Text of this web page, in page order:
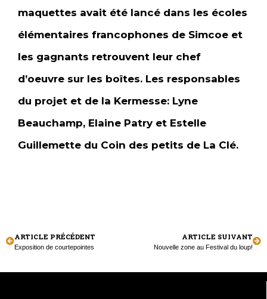
maquettes avait été lancé dans les écoles
élémentaires francophones de Simcoe et
les gagnants retrouvent leur chef
d’oeuvre sur les boîtes. Les responsables
du projet et de la Kermesse: Lyne
Beauchamp, Elaine Patry et Estelle
Guillemette du Coin des petits de La Clé.
ARTICLE PRÉCÉDENT
Exposition de courtepointes
ARTICLE SUIVANT
Nouvelle zone au Festival du loup!